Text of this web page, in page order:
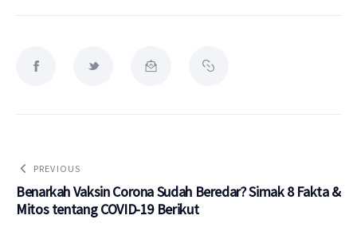
PREVIOUS
Benarkah Vaksin Corona Sudah Beredar? Simak 8 Fakta &
Mitos tentang COVID-19 Berikut